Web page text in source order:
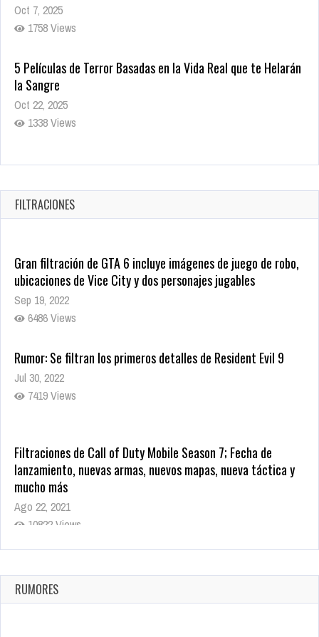
Oct 7, 2025
1758 Views
5 Películas de Terror Basadas en la Vida Real que te Helarán
la Sangre
Oct 22, 2025
1338 Views
Revive el terror: El conjuro 4: Últimos ritos ya está disponible
Oct 20, 2025
1381 Views
FILTRACIONES
Gran filtración de GTA 6 incluye imágenes de juego de robo,
ubicaciones de Vice City y dos personajes jugables
Sep 19, 2022
6486 Views
Rumor: Se filtran los primeros detalles de Resident Evil 9
Jul 30, 2022
7419 Views
Filtraciones de Call of Duty Mobile Season 7; Fecha de
lanzamiento, nuevas armas, nuevos mapas, nueva táctica y
mucho más
Ago 22, 2021
10822 Views
La configuración de Call of Duty 2021 aparentemente ya fue
Ago 8, 2021
10007 Views
RUMORES